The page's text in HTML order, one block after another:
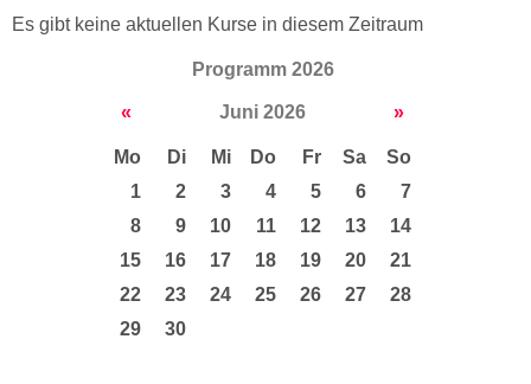
Es gibt keine aktuellen Kurse in diesem Zeitraum
Programm 2026
« Juni 2026 »
Mo Di Mi Do Fr Sa
So
1
2 3 4 5 6
7
8
9 10 11 12 13
14
15
16 17 18 19 20
21
22
23 24 25 26 27
28
29
30